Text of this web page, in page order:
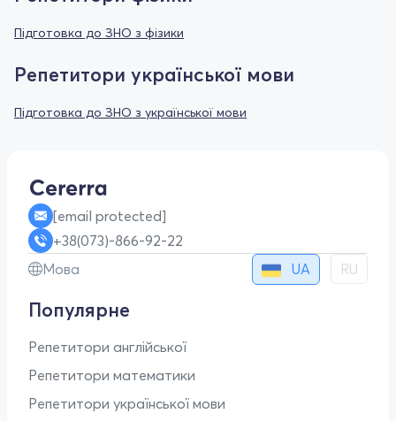
Підготовка до ЗНО з фізики
Репетитори української мови
Підготовка до ЗНО з української мови
[email protected]
+38(073)-866-92-22
Мова
UA RU
Популярне
Репетитори англійської
Репетитори математики
Репетитори української мови